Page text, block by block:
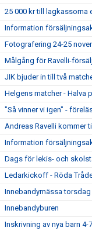
25 000 kr till lagkassorna
Information
Fotografering 24-25
Målgång för Ravelli-
JIK bjuder in till två
Helgens matcher - Halva
"Så vinner vi igen" -
Andreas Ravelli kommer
Information
Dags för lekis- och
Ledarkickoff - Röda
Innebandymässa
Innebandyburen
Inskrivning av nya barn 4-